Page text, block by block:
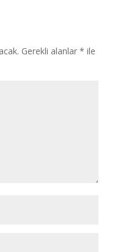
Gerekli alanlar * ile